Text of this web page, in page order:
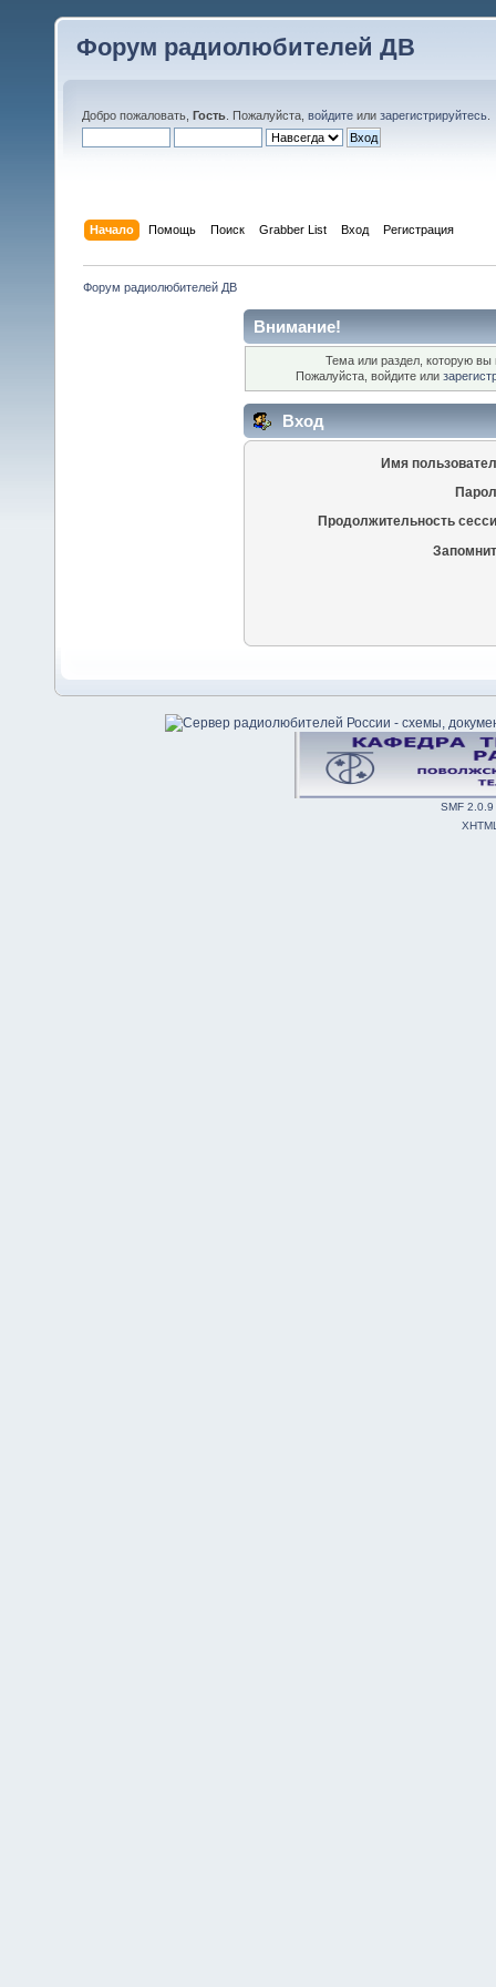
Форум радиолюбителей ДВ
Добро пожаловать, Гость . Пожалуйста, войдите или зарегистрируйтесь
Начало Помощь Поиск Grabber List Вход Регистрация
Форум радиолюбителей ДВ
Внимание!
Тема или раздел, которую вы
Пожалуйста, войдите или
Вход
Имя
Продолжительность
SMF 2.0.9